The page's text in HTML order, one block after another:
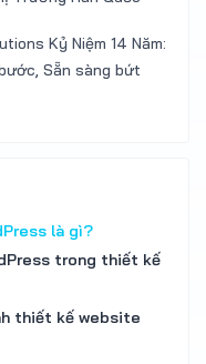
Kỷ Niệm 14 Năm:
Sẵn sàng bứt
là gì?
trong thiết kế
thiết kế website